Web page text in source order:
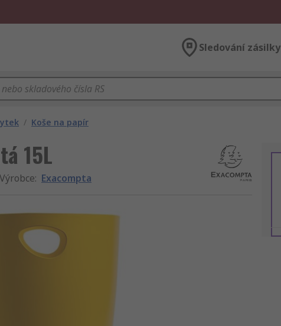
Sledování zásilky
/ Koše na papír
15L
Výrobce: Exacompta